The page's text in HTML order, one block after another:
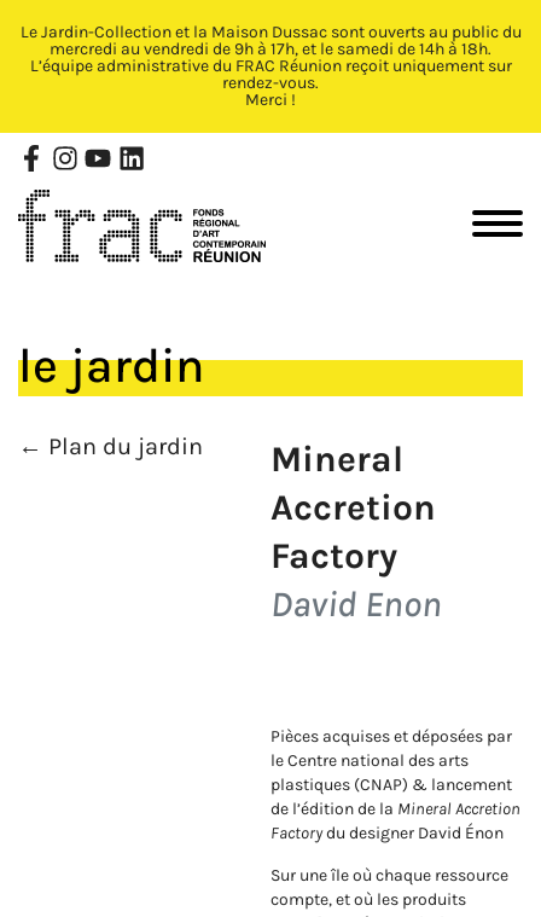
Fermer X
Le Jardin-Collection et la Maison Dussac sont ouverts au public du
mercredi au vendredi de 9h à 17h, et le samedi de 14h à 18h.
L’équipe administrative du FRAC Réunion reçoit uniquement sur
rendez-vous.
Merci !
le jardin
← Plan du jardin
Mineral
Accretion
Factory
David Enon
Pièces acquises et déposées par
le Centre national des arts
plastiques (CNAP) & lancement
de l’édition de la Mineral Accretion
Factorydu designer David Énon
Sur une île où chaque ressource
compte, et où les produits